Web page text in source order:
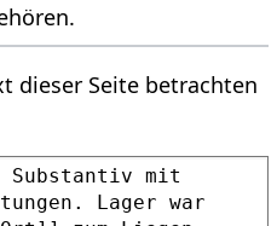
dieser Seite betrachten